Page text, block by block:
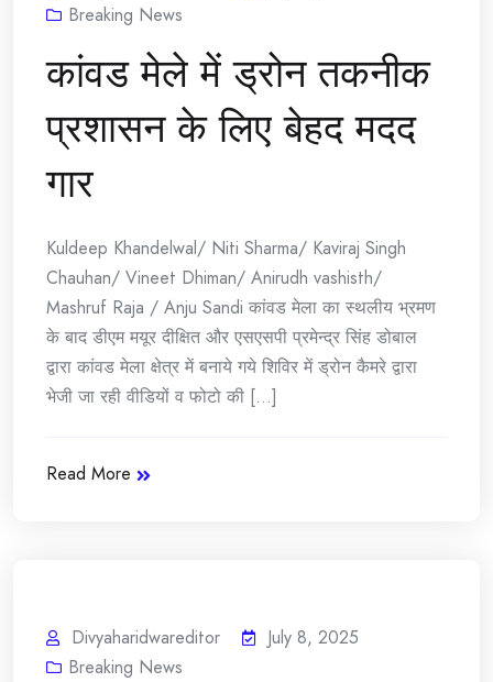
Breaking News
कांवड मेले में ड्रोन तकनीक
प्रशासन के लिए बेहद मदद
गार
Kuldeep Khandelwal/ Niti Sharma/ Kaviraj Singh
Chauhan/ Vineet Dhiman/ Anirudh vashisth/
Mashruf Raja / Anju Sandi कांवड मेला का स्थलीय भ्रमण
के बाद डीएम मयूर दीक्षित और एसएसपी प्रमेन्द्र सिंह डोबाल
द्वारा कांवड मेला क्षेत्र में बनाये गये शिविर में ड्रोन कैमरे द्वारा
भेजी जा रही वीडियों व फोटो की [...]
Read More
Divyaharidwareditor
July 8, 2025
Breaking News